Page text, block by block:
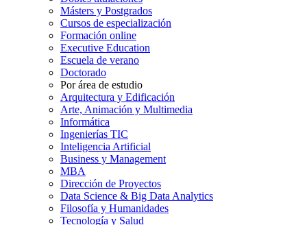
Másters y Postgrados
Cursos de especialización
Formación online
Executive Education
Escuela de verano
Doctorado
Por área de estudio
Arquitectura y Edificación
Arte, Animación y Multimedia
Informática
Ingenierías TIC
Inteligencia Artificial
Business y Management
MBA
Dirección de Proyectos
Data Science & Big Data Analytics
Filosofía y Humanidades
Tecnología y Salud